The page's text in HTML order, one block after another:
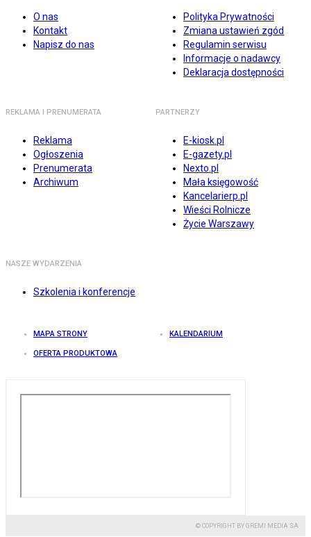
O nas
Kontakt
Napisz do nas
Polityka Prywatności
Zmiana ustawień zgód
Regulamin serwisu
Informacje o nadawcy
Deklaracja dostępności
REKLAMA I PRENUMERATA
Reklama
Ogłoszenia
Prenumerata
Archiwum
PARTNERZY
E-kiosk.pl
E-gazety.pl
Nexto.pl
Mała księgowość
Kancelarierp.pl
Wieści Rolnicze
Życie Warszawy
NASZE WYDARZENIA
Szkolenia i konferencje
MAPA STRONY KALENDARIUM
OFERTA PRODUKTOWA
© COPYRIGHT BY GREMI MEDIA SA